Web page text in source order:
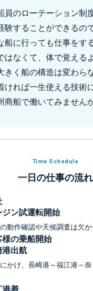
員のローテーション制
験することができるの
船に行っても仕事をす
はなくて、体で覚える
きく船の構造は変わら
ければ一生使える技術
商船で働いてみません
Time Schedule
一日の仕事の流れ
ジン試運転開始
動作確認や天候調査は欠
様の乗船開始
港出航
かけ、長崎港～福江港～
港着